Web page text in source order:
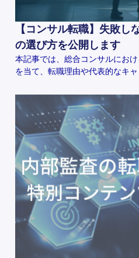
【コンサル転職】失敗し
の選び方を公開します
本記事では、総合コンサルにお
を当て、転職理由や代表的なキ